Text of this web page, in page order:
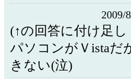
2009/
(↑の回答に付け足
パソコンがＶistaだ
きない(泣)